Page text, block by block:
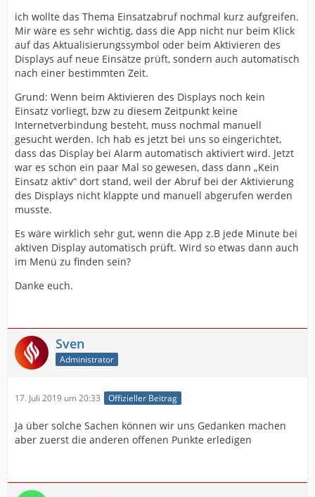
ich wollte das Thema Einsatzabruf nochmal kurz aufgreifen.
Mir wäre es sehr wichtig, dass die App nicht nur beim Klick
auf das Aktualisierungssymbol oder beim Aktivieren des
Displays auf neue Einsätze prüft, sondern auch automatisch
nach einer bestimmten Zeit.
Grund: Wenn beim Aktivieren des Displays noch kein
Einsatz vorliegt, bzw zu diesem Zeitpunkt keine
Internetverbindung besteht, muss nochmal manuell
gesucht werden. Ich hab es jetzt bei uns so eingerichtet,
dass das Display bei Alarm automatisch aktiviert wird. Jetzt
war es schon ein paar Mal so gewesen, dass dann „Kein
Einsatz aktiv“ dort stand, weil der Abruf bei der Aktivierung
des Displays nicht klappte und manuell abgerufen werden
musste.
Es wäre wirklich sehr gut, wenn die App z.B jede Minute bei
aktiven Display automatisch prüft. Wird so etwas dann auch
im Menü zu finden sein?
Danke euch.
Sven
Administrator
17. Juli 2019 um 20:33 Offizieller Beitrag
Ja über solche Sachen können wir uns Gedanken machen
aber zuerst die anderen offenen Punkte erledigen